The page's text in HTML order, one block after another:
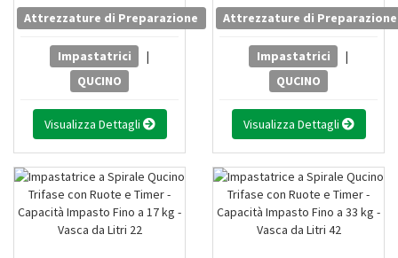
Attrezzature di Preparazione
Impastatrici
|
QUCINO
Visualizza Dettagli
Attrezzature di Preparazione
Impastatrici
|
QUCINO
Visualizza Dettagli